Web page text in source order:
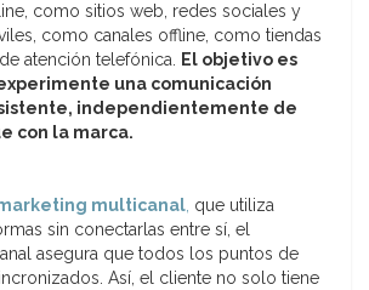
como sitios web, redes sociales y
como canales offline, como tiendas
atención telefónica. El objetivo es
una comunicación
independientemente de
con la marca.
multicanal, que utiliza
sin conectarlas entre sí, el
asegura que todos los puntos de
Así, el cliente no solo tiene